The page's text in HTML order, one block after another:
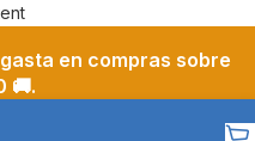
en compras sobre
🚚.